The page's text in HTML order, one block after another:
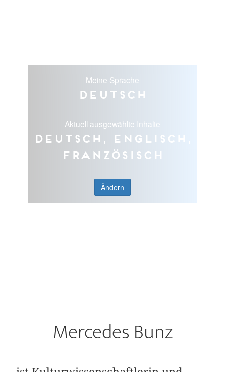
Meine Sprache
Deutsch
Aktuell ausgewählte Inhalte
Deutsch, Englisch,
Französisch
Ändern
Mercedes Bunz